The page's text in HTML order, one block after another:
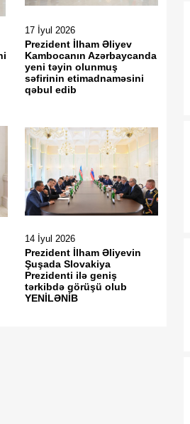
17 İyul 2026
Prezident İlham Əliyev
Kambocanın Azərbaycanda
yeni təyin olunmuş
səfirinin etimadnaməsini
qəbul edib
14 İyul 2026
Prezident İlham Əliyevin
Şuşada Slovakiya
Prezidenti ilə geniş
tərkibdə görüşü olub
YENİLƏNİB